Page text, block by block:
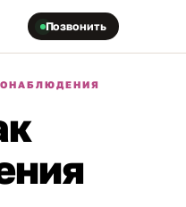
Позвонить